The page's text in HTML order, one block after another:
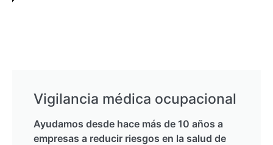
Vigilancia médica ocupacional
Ayudamos desde hace más de 10 años a
empresas a reducir riesgos en la salud de